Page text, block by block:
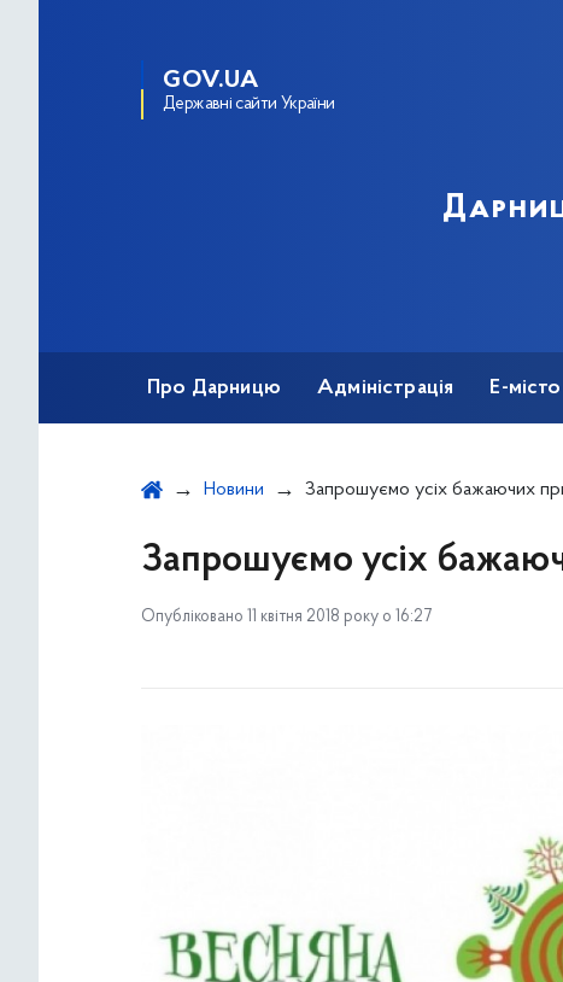
GOV.UA
Державні сайти України
Про Дарницю Адміністрація Е-місто
Новини Запрошуємо усіх бажаючих прийняти
Запрошуємо усіх
Опубліковано 11 квітня 2018 року о 16:27